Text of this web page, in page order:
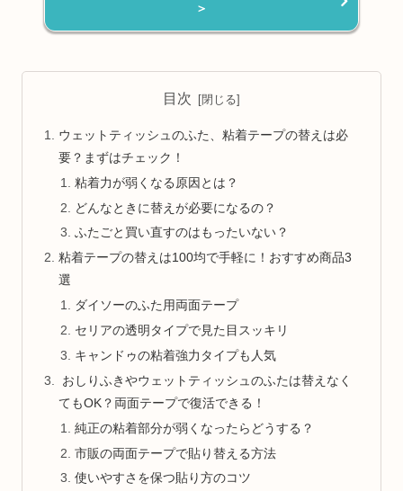
＞
目次
ウェットティッシュのふた、粘着テープの替えは必
要？まずはチェック！
粘着力が弱くなる原因とは？
どんなときに替えが必要になるの？
ふたごと買い直すのはもったいない？
粘着テープの替えは100均で手軽に！おすすめ商品3
選
ダイソーのふた用両面テープ
セリアの透明タイプで見た目スッキリ
キャンドゥの粘着強力タイプも人気
おしりふきやウェットティッシュのふたは替えなく
てもOK？両面テープで復活できる！
純正の粘着部分が弱くなったらどうする？
市販の両面テープで貼り替える方法
使いやすさを保つ貼り方のコツ